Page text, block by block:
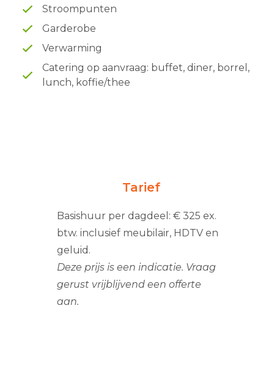
Stroompunten
Garderobe
Verwarming
Catering op aanvraag: buffet, diner, borrel,
lunch, koffie/thee
Tarief
Basishuur per dagdeel: € 325 ex.
btw. inclusief meubilair, HDTV en
geluid.
Deze prijs is een indicatie. Vraag
gerust vrijblijvend een offerte
aan.